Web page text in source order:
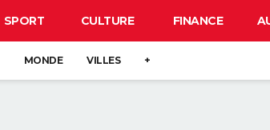
SPORT CULTURE FINANCE
MONDE VILLES +